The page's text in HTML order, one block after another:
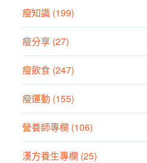
瘦知識 (199)
瘦分享 (27)
瘦飲食 (247)
瘦運動 (155)
營養師專欄 (106)
漢方養生專欄 (25)